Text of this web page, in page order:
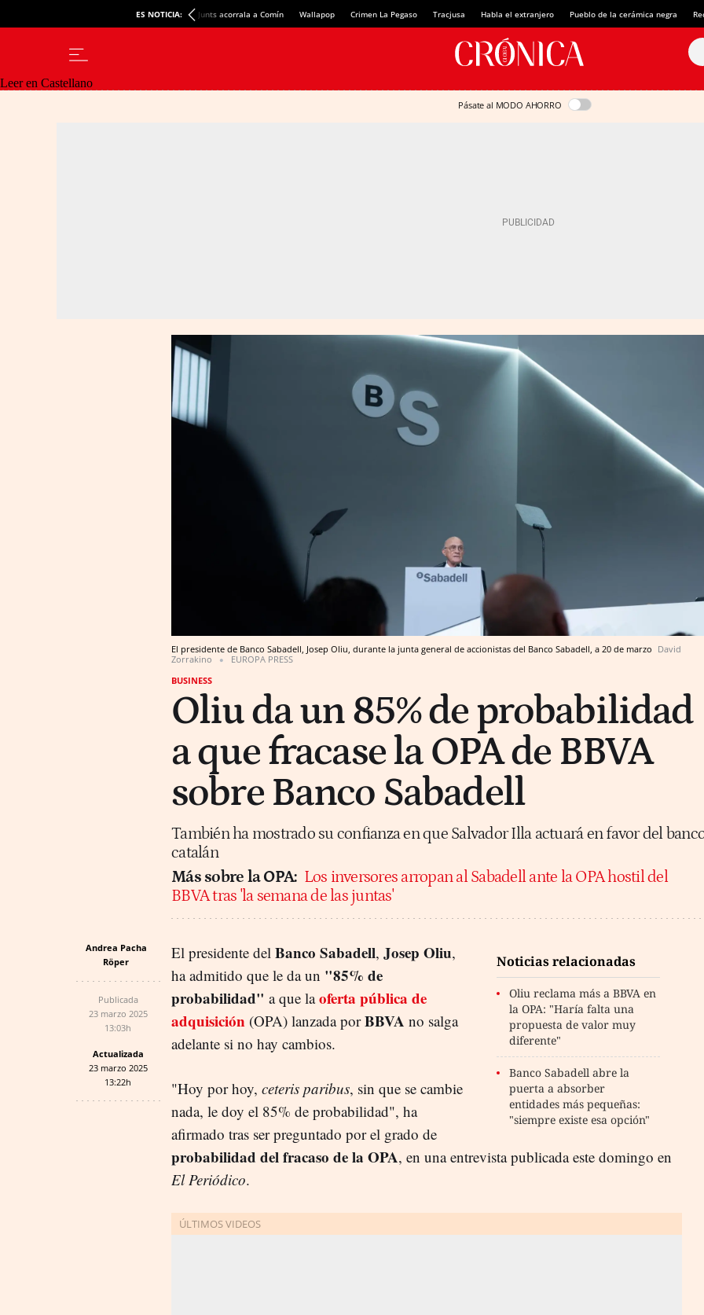
ES NOTICIA: Junts acorrala a Comín Wallapop Crimen La Pegaso Tracjusa Habla el extranjero Pueblo de la cerámica negra
Leer en Castellano
Pásate al MODO AHORRO
El presidente de Banco Sabadell, Josep Oliu, durante la junta general de accionistas del Banco Sabadell, a 20 de marzo David
Zorrakino
EUROPA PRESS
BUSINESS
Oliu da un 85% de probabilidad
a que fracase la OPA de BBVA
sobre Banco Sabadell
También ha mostrado su confianza en que Salvador Illa actuará en favor del
catalán
Más sobre la OPA: Los inversores arropan al Sabadell ante la OPA hostil del
BBVA tras 'la semana de las juntas'
Andrea Pacha
Röper
Publicada
23 marzo 2025
13:03h
Actualizada
23 marzo 2025
13:22h
Noticias relacionadas
Oliu reclama más a BBVA en
la OPA: "Haría falta una
propuesta de valor muy
diferente"
Banco Sabadell abre la
puerta a absorber
entidades más pequeñas:
"siempre existe esa opción"
El presidente del Banco Sabadell, Josep Oliu,
ha admitido que le da un "85% de
probabilidad" a que laoferta pública de
adquisición (OPA) lanzada porBBVA no salga
adelante si no hay cambios.
"Hoy por hoy, ceteris paribus, sin que se cambie
nada, le doy el 85% de probabilidad", ha
afirmado tras ser preguntado por el grado de
probabilidad del fracaso de la OPA, en una entrevista publicada este domingo en
El Periódico.